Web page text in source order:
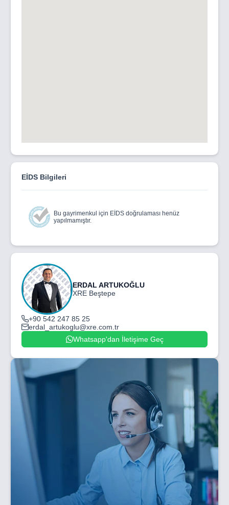
EİDS Bilgileri
Bu gayrimenkul için EİDS doğrulaması henüz
yapılmamıştır.
ERDAL ARTUKOĞLU
XRE Beştepe
+90 542 247 85 25
erdal_artukoglu@xre.com.tr
Whatsapp'dan İletişime Geç